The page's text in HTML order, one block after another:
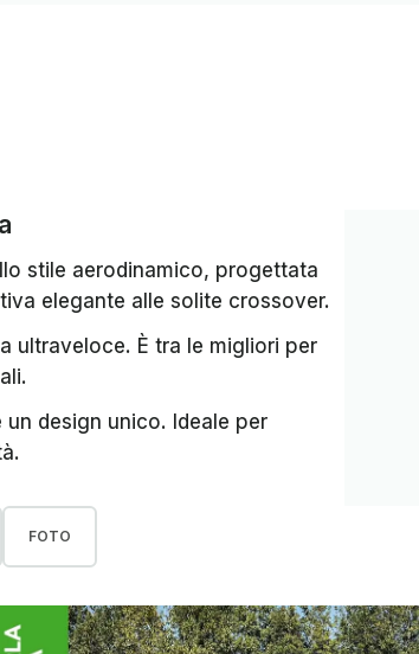
stile aerodinamico, progettata
elegante alle solite crossover.
ultraveloce. È tra le migliori per
design unico. Ideale per
FOTO